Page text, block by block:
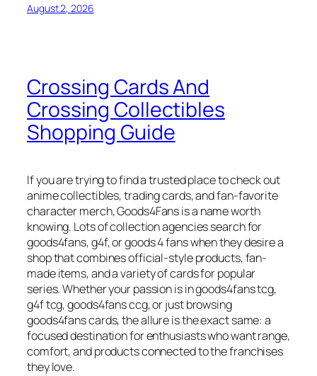
August 2, 2026
Crossing Cards And
Crossing Collectibles
Shopping Guide
If you are trying to find a trusted place to check out
anime collectibles, trading cards, and fan-favorite
character merch, Goods4Fans is a name worth
knowing. Lots of collection agencies search for
goods4fans, g4f, or goods 4 fans when they desire a
shop that combines official-style products, fan-
made items, and a variety of cards for popular
series. Whether your passion is in goods4fans tcg,
g4f tcg, goods4fans ccg, or just browsing
goods4fans cards, the allure is the exact same: a
focused destination for enthusiasts who want range,
comfort, and products connected to the franchises
they love.